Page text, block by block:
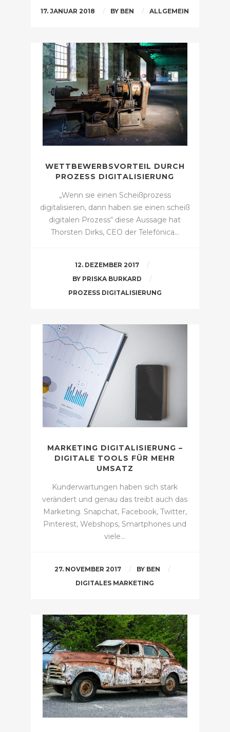
17. JANUAR 2018 BY BEN ALLGEMEIN
WETTBEWERBSVORTEIL DURCH
PROZESS DIGITALISIERUNG
„Wenn sie einen Scheißprozess
digitalisieren, dann haben sie einen scheiß
digitalen Prozess“ diese Aussage hat
Thorsten Dirks, CEO der Telefónica…
12. DEZEMBER 2017
BY PRISKA BURKARD
PROZESS DIGITALISIERUNG
MARKETING DIGITALISIERUNG –
DIGITALE TOOLS FÜR MEHR
UMSATZ
Kunderwartungen haben sich stark
verändert und genau das treibt auch das
Marketing. Snapchat, Facebook, Twitter,
Pinterest, Webshops, Smartphones und
viele…
27. NOVEMBER 2017 BYBEN
DIGITALES MARKETING